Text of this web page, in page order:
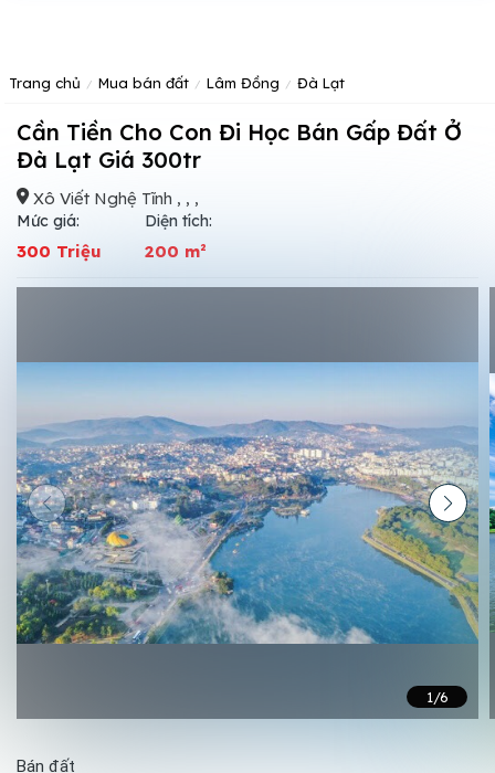
Trang chủ Mua bán đất Lâm Đồng Đà Lạt
Cần Tiền Cho Con Đi Học Bán Gấp Đất Ở
Đà Lạt Giá 300tr
Xô Viết Nghệ Tĩnh , , ,
Mức giá:
300 Triệu
Diện tích:
200 m²
1/6
Bán đất